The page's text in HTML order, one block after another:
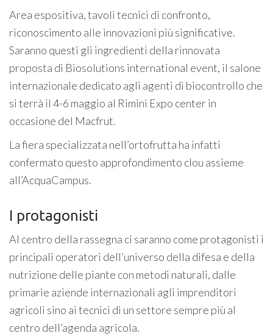
Area espositiva, tavoli tecnici di confronto,
riconoscimento alle innovazioni più significative.
Saranno questi gli ingredienti della rinnovata
proposta di Biosolutions international event, il salone
internazionale dedicato agli agenti di biocontrollo che
si terrà il 4-6 maggio al Rimini Expo center in
occasione del Macfrut.
La fiera specializzata nell’ortofrutta ha infatti
confermato questo approfondimento clou assieme
all’AcquaCampus.
I protagonisti
Al centro della rassegna ci saranno come protagonisti i
principali operatori dell’universo della difesa e della
nutrizione delle piante con metodi naturali, dalle
primarie aziende internazionali agli imprenditori
agricoli sino ai tecnici di un settore sempre più al
centro dell’agenda agricola.